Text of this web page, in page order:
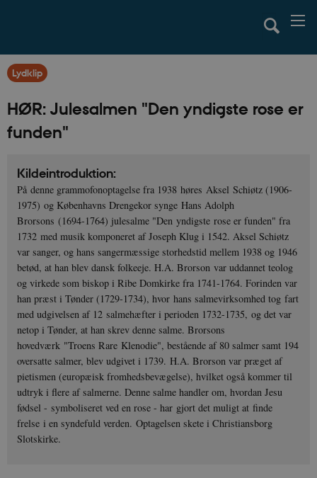
Lydklip
HØR: Julesalmen "Den yndigste rose er
funden"
Kildeintroduktion:
På denne grammofonoptagelse fra 1938 høres Aksel Schiøtz (1906-
1975) og Københavns Drengekor synge Hans Adolph
Brorsons (1694-1764) julesalme "Den yndigste rose er funden" fra
1732 med musik komponeret af Joseph Klug i 1542. Aksel Schiøtz
var sanger, og hans sangermæssige storhedstid mellem 1938 og 1946
betød, at han blev dansk folkeeje. H.A. Brorson var uddannet teolog
og virkede som biskop i Ribe Domkirke fra 1741-1764. Forinden var
han præst i Tønder (1729-1734), hvor hans salmevirksomhed tog fart
med udgivelsen af 12 salmehæfter i perioden 1732-1735, og det var
netop i Tønder, at han skrev denne salme. Brorsons
hovedværk "Troens Rare Klenodie", bestående af 80 salmer samt 194
oversatte salmer, blev udgivet i 1739. H.A. Brorson var præget af
pietismen (europæisk fromhedsbevægelse), hvilket også kommer til
udtryk i flere af salmerne. Denne salme handler om, hvordan Jesu
fødsel - symboliseret ved en rose - har gjort det muligt at finde
frelse i en syndefuld verden. Optagelsen skete i Christiansborg
Slotskirke.